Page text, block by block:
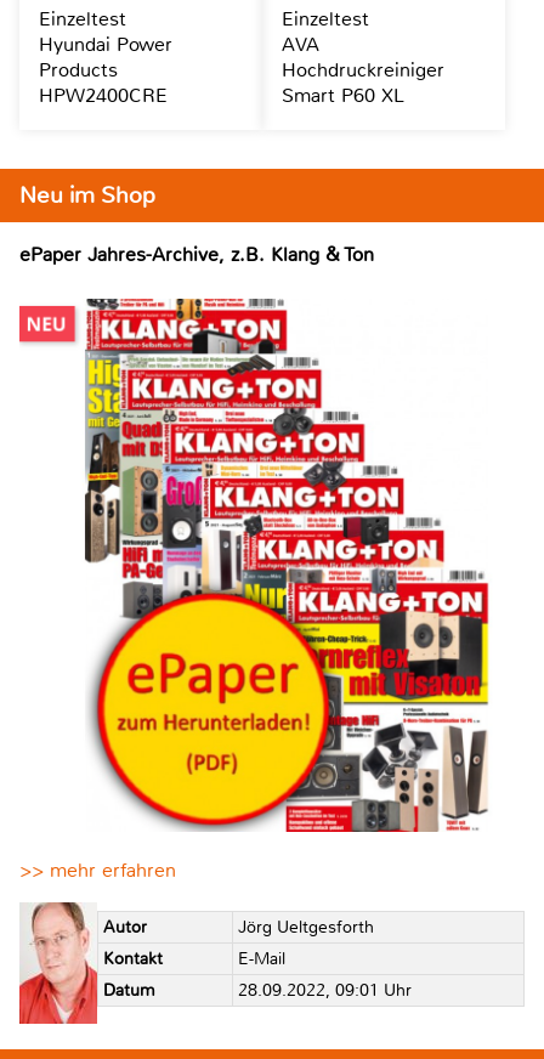
Neu im Shop
ePaper Jahres-Archive, z.B. Klang & Ton
>> mehr erfahren
Autor
Jörg Ueltgesforth
Kontakt
E-Mail
Datum
28.09.2022, 09:01 Uhr
Einzeltest
Hyundai Power
Products
HPW2400CRE
Einzeltest
AVA
Hochdruckreiniger
Smart P60 XL